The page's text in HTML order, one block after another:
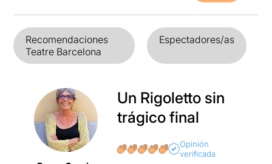
Recomendaciones
Teatre Barcelona
Espectadores/as
Un Rigoletto sin
trágico final
Opinión
verificada